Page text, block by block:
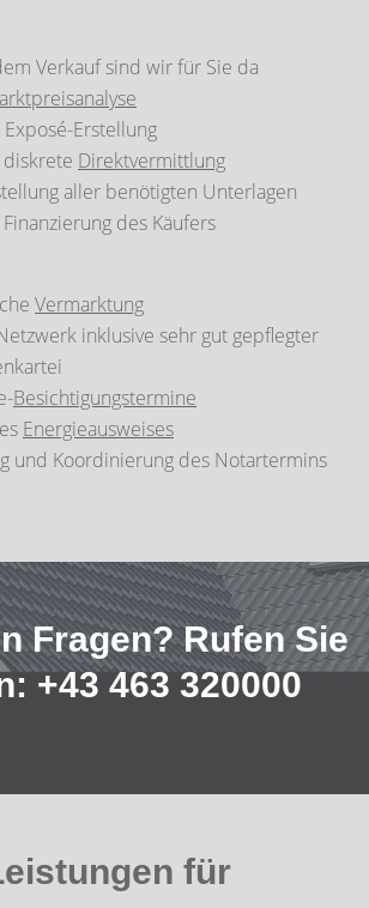
Verkauf sind wir für Sie da
Erstellung
Direktvermittlung
aller benötigten Unterlagen
des Käufers
Vermarktung
inklusive sehr gut gepflegter
Besichtigungstermine
Energieausweises
und Koordinierung des Notartermins
Fragen? Rufen Sie
+43 463 320000
für